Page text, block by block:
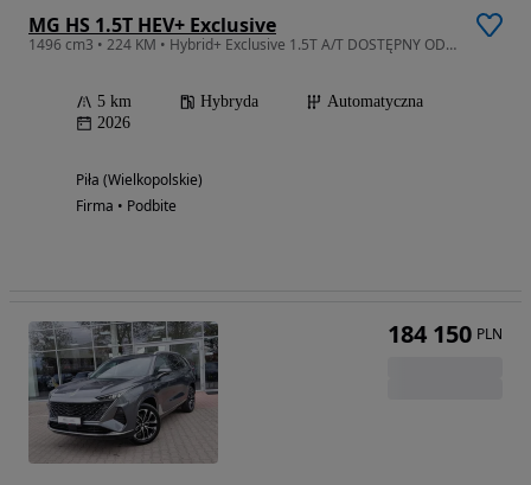
MG HS 1.5T HEV+ Exclusive
1496 cm3 • 224 KM • Hybrid+ Exclusive 1.5T A/T DOSTĘPNY OD RĘKI!!
5 km Hybryda
Automatyczna
2026
Piła (Wielkopolskie)
Firma • Podbite
184 150 PLN